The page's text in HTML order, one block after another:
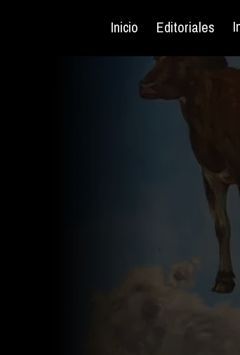
Inicio Editoriales